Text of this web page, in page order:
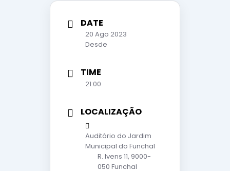
DATE
20 Ago 2023
Desde
TIME
21:00
LOCALIZAÇÃO
Auditório do Jardim
Municipal do Funchal
R. Ivens 11, 9000-
050 Funchal